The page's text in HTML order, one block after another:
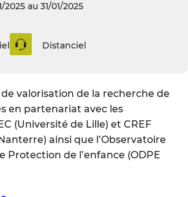
2025 au 31/01/2025
Distanciel
valorisation de la recherche de
en partenariat avec les
(Université de Lille) et CREF
ainsi que l’Observatoire
de l’enfance (ODPE